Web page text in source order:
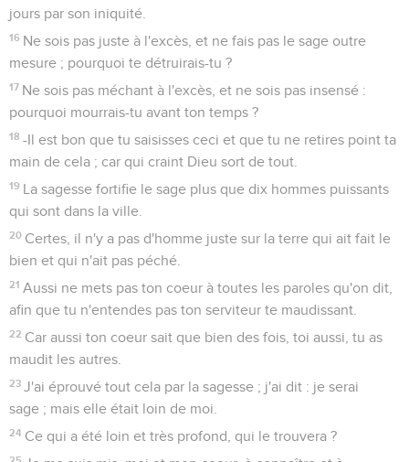
jours par son iniquité.
16 Ne sois pas juste à l'excès, et ne fais pas le sage outre
mesure ; pourquoi te détruirais-tu ?
17 Ne sois pas méchant à l'excès, et ne sois pas insensé :
pourquoi mourrais-tu avant ton temps ?
18 -Il est bon que tu saisisses ceci et que tu ne retires point ta
main de cela ; car qui craint Dieu sort de tout.
19 La sagesse fortifie le sage plus que dix hommes puissants
qui sont dans la ville.
20 Certes, il n'y a pas d'homme juste sur la terre qui ait fait le
bien et qui n'ait pas péché.
21 Aussi ne mets pas ton coeur à toutes les paroles qu'on dit,
afin que tu n'entendes pas ton serviteur te maudissant.
22 Car aussi ton coeur sait que bien des fois, toi aussi, tu as
maudit les autres.
23 J'ai éprouvé tout cela par la sagesse ; j'ai dit : je serai
sage ; mais elle était loin de moi.
24 Ce qui a été loin et très profond, qui le trouvera ?
25